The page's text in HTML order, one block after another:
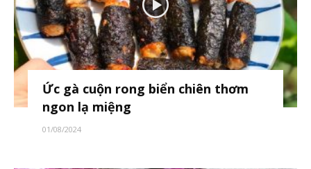
Ức gà cuộn rong biển chiên thơm
ngon lạ miệng
01/08/2024